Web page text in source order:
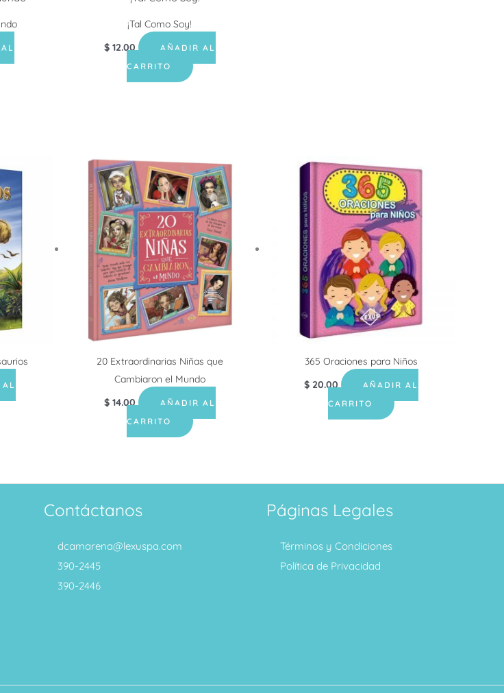
¡Tal Como Soy!
$12.00
AÑADIR AL
CARRITO
20 Extraordinarias Niñas que
Cambiaron el Mundo
$14.00
AÑADIR AL
CARRITO
365 Oraciones para Niños
$20.00
AÑADIR AL
CARRITO
Contáctanos
dcamarena@lexuspa.com
390-2445
390-2446
Páginas Legales
Términos y Condiciones
Política de Privacidad